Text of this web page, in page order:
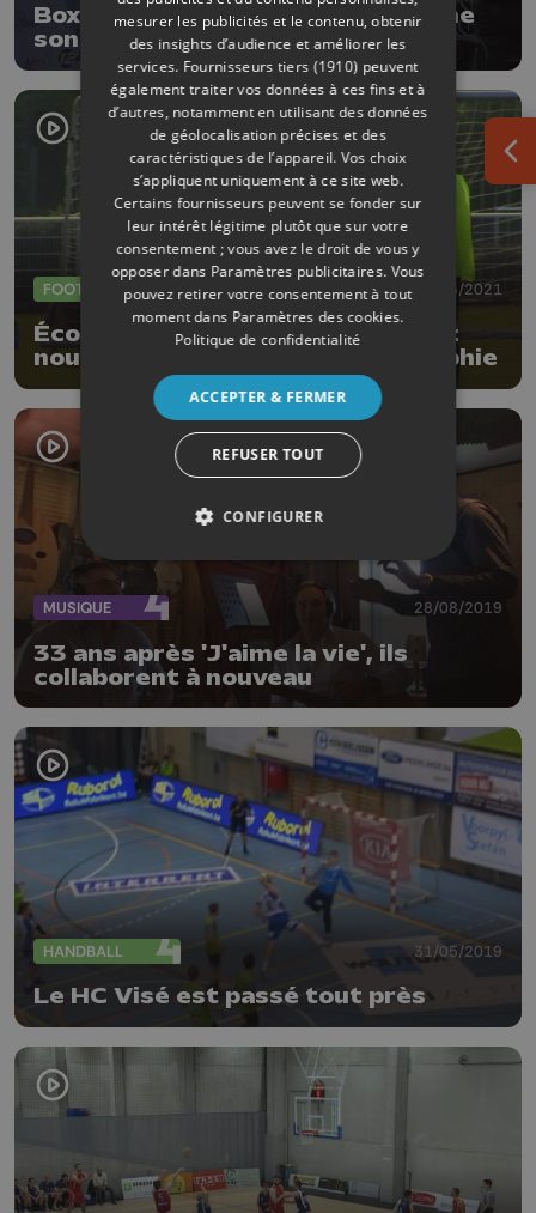
Boxe: Miko Khatchatryan décroche
son premier titre international
FOOTBALL 17/05/2021
École des jeunes du RFC Seraing :
nouveau prestige, même philosophie
MUSIQUE 28/08/2019
33 ans après 'J'aime la vie', ils
collaborent à nouveau
HANDBALL 31/05/2019
Le HC Visé est passé tout près
mesurer les publicités et le contenu, obtenir
des insights d’audience et améliorer les
services. Fournisseurs tiers (1910) peuvent
également traiter vos données à ces fins et à
d’autres, notamment en utilisant des données
de géolocalisation précises et des
caractéristiques de l’appareil. Vos choix
s’appliquent uniquement à ce site web.
Certains fournisseurs peuvent se fonder sur
leur intérêt légitime plutôt que sur votre
consentement ; vous avez le droit de vous y
opposer dans Paramètres publicitaires. Vous
pouvez retirer votre consentement à tout
moment dans Paramètres des cookies.
Politique de confidentialité
ACCEPTER & FERMER
REFUSER TOUT
CONFIGURER